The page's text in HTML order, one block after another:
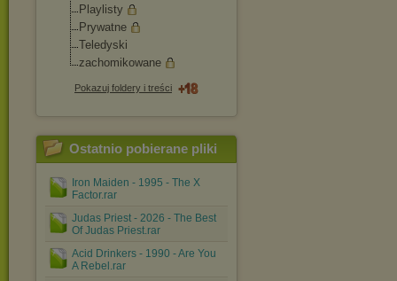
Playlisty
Prywatne
Teledyski
zachomikowane
Pokazuj foldery i treści
Ostatnio pobierane pliki
Iron Maiden - 1995 - The X
Factor.rar
Judas Priest - 2026 - The Best
Of Judas Priest.rar
Acid Drinkers - 1990 - Are You
A Rebel.rar